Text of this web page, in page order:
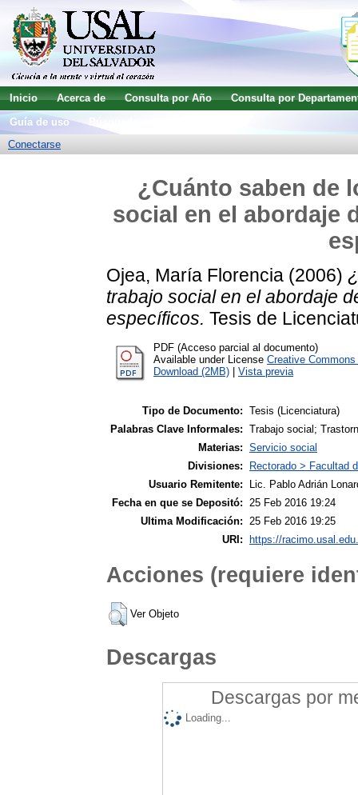
Inicio Acerca de Consulta por Año
Consulta por
Guía de uso
Conectarse
¿Cuánto saben de
social en el abordaje
Ojea, María Florencia (2006)
trabajo social en el abordaje
específicos. Tesis de
PDF (Acceso parcial al documento)
Available under License Creative
Download (2MB)
Vista previa
Tipo de Documento: Tesis (Licenciatura)
Palabras Clave Informales: Trabajo social;
Materias: Servicio social
Divisiones:
Rectorado > Facultad
Usuario Remitente:
Lic. Pablo Adrián
Fecha en que se Depositó: 25 Feb 2016 19:24
Ultima Modificación: 25 Feb 2016 19:25
URI:
https://
Acciones (requiere
Ver Objeto
Descargas
Descargas por
Loading...